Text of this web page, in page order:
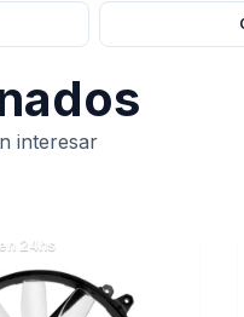
interesar
24hs